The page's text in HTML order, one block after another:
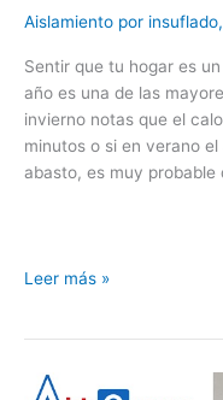
Aislamiento por insuflado,
Sentir que tu hogar es
año es una de las
invierno notas que el
minutos o si en verano
abasto, es muy
está
aislada?
Leer más »
¿Qué